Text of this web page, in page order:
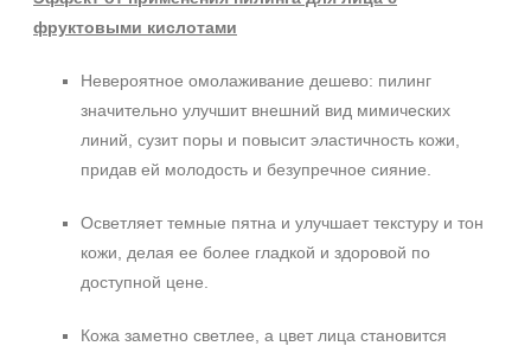
фруктовыми кислотами
Невероятное омолаживание дешево: пилинг
значительно улучшит внешний вид мимических
линий, сузит поры и повысит эластичность кожи,
придав ей молодость и безупречное сияние.
Осветляет темные пятна и улучшает текстуру и тон
кожи, делая ее более гладкой и здоровой по
доступной цене.
Кожа заметно светлее, а цвет лица становится
Не показывать предложение о консультации
+7 (495) 640-58-89